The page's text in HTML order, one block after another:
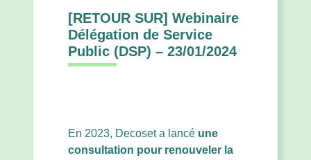
[RETOUR SUR] Webinaire
Délégation de Service
Public (DSP) – 23/01/2024
En 2023, Decoset a lancé une
consultation pour renouveler la